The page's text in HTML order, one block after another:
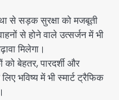
से सड़क सुरक्षा को मजबूती
से होने वाले उत्सर्जन में भी
मिलेगा।
बेहतर, पारदर्शी और
भविष्य में भी स्मार्ट ट्रैफिक